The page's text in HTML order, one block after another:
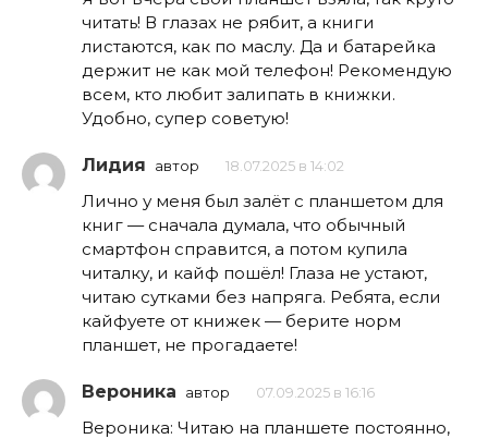
читать! В глазах не рябит, а книги
листаются, как по маслу. Да и батарейка
держит не как мой телефон! Рекомендую
всем, кто любит залипать в книжки.
Удобно, супер советую!
Лидия автор 18.07.2025 в 14:02
Лично у меня был залёт с планшетом для
книг — сначала думала, что обычный
смартфон справится, а потом купила
читалку, и кайф пошёл! Глаза не устают,
читаю сутками без напряга. Ребята, если
кайфуете от книжек — берите норм
планшет, не прогадаете!
Вероника автор 07.09.2025 в 16:16
Вероника: Читаю на планшете постоянно,